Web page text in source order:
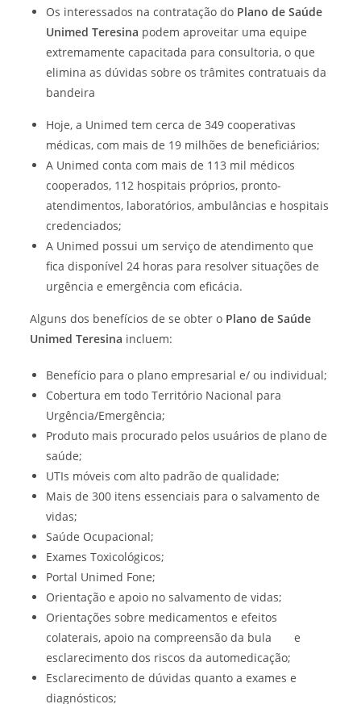
Os interessados na contratação do Plano de Saúde
Unimed Teresina podem aproveitar uma equipe
extremamente capacitada para consultoria, o que
elimina as dúvidas sobre os trâmites contratuais da
bandeira
Hoje, a Unimed tem cerca de 349 cooperativas
médicas, com mais de 19 milhões de beneficiários;
A Unimed conta com mais de 113 mil médicos
cooperados, 112 hospitais próprios, pronto-
atendimentos, laboratórios, ambulâncias e hospitais
credenciados;
A Unimed possui um serviço de atendimento que
fica disponível 24 horas para resolver situações de
urgência e emergência com eficácia.
Alguns dos benefícios de se obter o Plano de Saúde
Unimed Teresina incluem:
Benefício para o plano empresarial e/ ou individual;
Cobertura em todo Território Nacional para
Urgência/Emergência;
Produto mais procurado pelos usuários de plano de
saúde;
UTIs móveis com alto padrão de qualidade;
Mais de 300 itens essenciais para o salvamento de
vidas;
Saúde Ocupacional;
Exames Toxicológicos;
Portal Unimed Fone;
Orientação e apoio no salvamento de vidas;
Orientações sobre medicamentos e efeitos
colaterais, apoio na compreensão da bula e
esclarecimento dos riscos da automedicação;
Esclarecimento de dúvidas quanto a exames e
diagnósticos;